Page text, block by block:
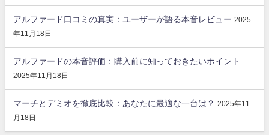
アルファード口コミの真実：ユーザーが語る本音レビュー 2025
年11月18日
アルファードの本音評価：購入前に知っておきたいポイント
2025年11月18日
マーチとデミオを徹底比較：あなたに最適な一台は？
2025年11
月18日